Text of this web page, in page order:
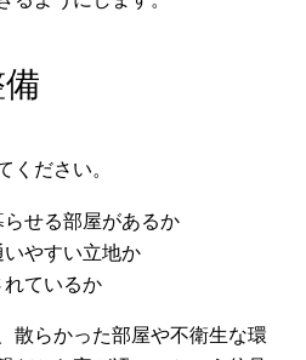
ください。
せる部屋があるか
やすい立地か
ているか
散らかった部屋や不衛生な環